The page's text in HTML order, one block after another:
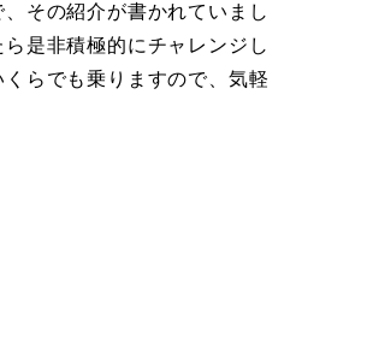
その紹介が書かれていまし
是非積極的にチャレンジし
らでも乗りますので、気軽